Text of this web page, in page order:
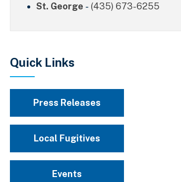
St. George - (435) 673-6255
Quick Links
Press Releases
Local Fugitives
Events